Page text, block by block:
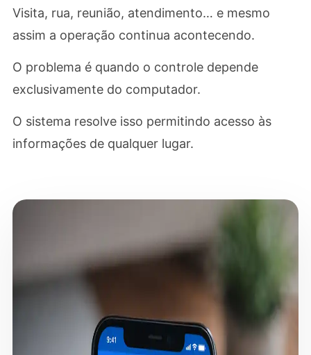
Visita, rua, reunião, atendimento… e mesmo
assim a operação continua acontecendo.
O problema é quando o controle depende
exclusivamente do computador.
O sistema resolve isso permitindo acesso às
informações de qualquer lugar.